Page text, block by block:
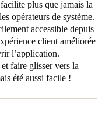
plus que jamais la
opérateurs de système.
accessible depuis
client améliorée
l’application.
faire glisser vers la
été aussi facile !